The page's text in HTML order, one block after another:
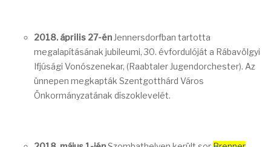
2018. április 27-én Jennersdorfban tartotta
megalapításának jubileumi, 30. évfordulóját a Rábavölgyi
Ifjúsági Vonószenekar, (Raabtaler Jugendorchester). Az
ünnepen megkapták Szentgotthárd Város
Önkormányzatának díszoklevelét.